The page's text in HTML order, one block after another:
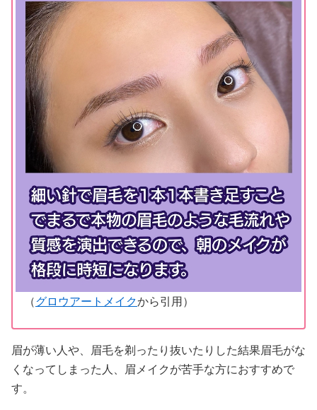
（グロウアートメイクから引用）
眉が薄い人や、眉毛を剃ったり抜いたりした結果眉毛がな
くなってしまった人、眉メイクが苦手な方におすすめで
す。